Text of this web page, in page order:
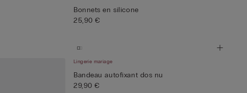
Bonnets en silicone
25,90 €
Lingerie mariage
Bandeau autofixant dos nu
29,90 €